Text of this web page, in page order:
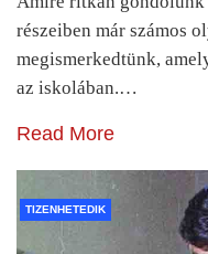
részeiben már számos
megismerkedtünk,
az iskolában.…
Read More
TIZENHETEDIK